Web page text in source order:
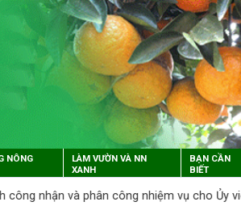
NÔNG
LÀM VƯỜN VÀ NN
XANH
BẠN CẦN
BIẾT
công nhiệm vụ cho Ủy viên BCH, BTV